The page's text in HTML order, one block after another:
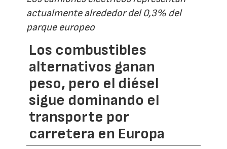
actualmente alrededor del 0,3% del
parque europeo
Los combustibles
alternativos ganan
peso, pero el diésel
sigue dominando el
transporte por
carretera en Europa